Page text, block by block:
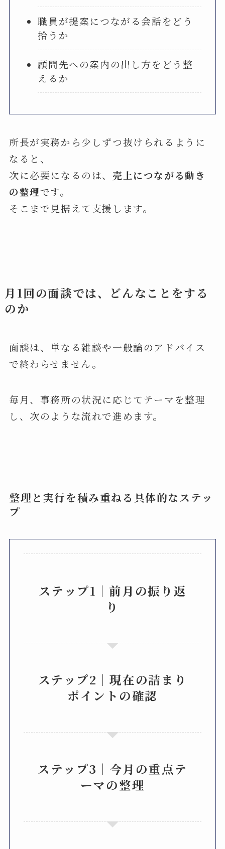
職員が提案につながる会話をどう
拾うか
顧問先への案内の出し方をどう整
えるか
所長が実務から少しずつ抜けられるように
なると、
次に必要になるのは、 売上につながる動き
の整理です。
そこまで見据えて支援します。
月1回の面談では、どんなことをする
のか
面談は、単なる雑談や一般論のアドバイス
で終わらせません。
毎月、事務所の状況に応じてテーマを整理
し、次のような流れで進めます。
整理と実行を積み重ねる具体的なステッ
プ
ステップ1｜前月の振り返
り
ステップ2｜現在の詰まり
ポイントの確認
ステップ3｜ 今月の重点テ
ーマの整理